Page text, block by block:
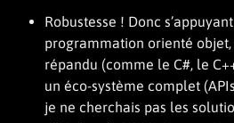
Robustesse ! Donc
programmation orienté
répandu (comme le C#, le
un éco-système complet
je ne cherchais pas les